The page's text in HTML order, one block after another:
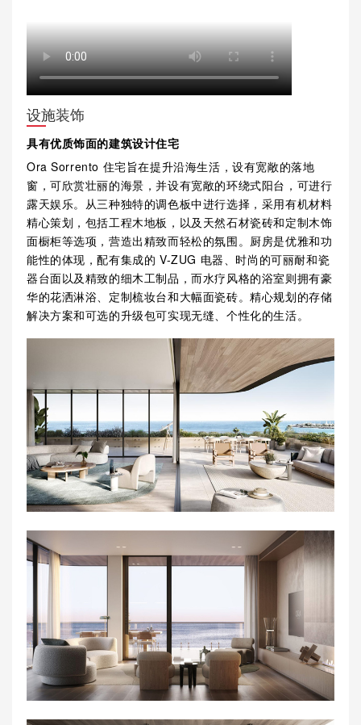
设施装饰
具有优质饰面的建筑设计住宅
Ora Sorrento 住宅旨在提升沿海生活，设有宽敞的落地
窗，可欣赏壮丽的海景，并设有宽敞的环绕式阳台，可进行
露天娱乐。从三种独特的调色板中进行选择，采用有机材料
精心策划，包括工程木地板，以及天然石材瓷砖和定制木饰
面橱柜等选项，营造出精致而轻松的氛围。厨房是优雅和功
能性的体现，配有集成的 V-ZUG 电器、时尚的可丽耐和瓷
器台面以及精致的细木工制品，而水疗风格的浴室则拥有豪
华的花洒淋浴、定制梳妆台和大幅面瓷砖。精心规划的存储
解决方案和可选的升级包可实现无缝、个性化的生活。